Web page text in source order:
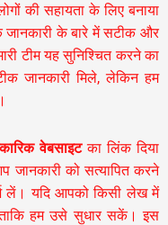
की सहायता के लिए बनाया
जानकारी के बारे में सटीक और
टीम यह सुनिश्चित करने का
जानकारी मिले, लेकिन हम
वेबसाइटका लिंक दिया
को सत्यापित करने
लें। यदि आपको किसी लेख में
हम उसे सुधार सकें। इस